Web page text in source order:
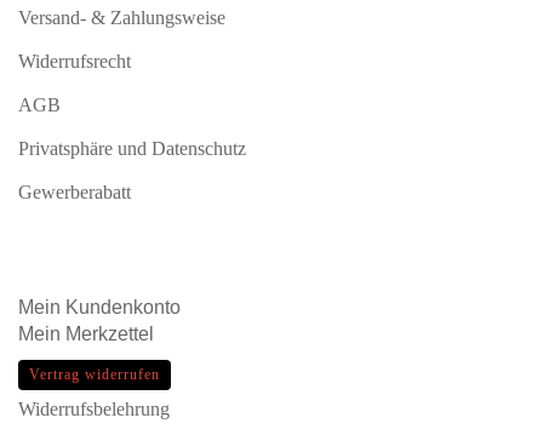
Versand- & Zahlungsweise
Widerrufsrecht
AGB
Privatsphäre und Datenschutz
Gewerberabatt
Mein Kundenkonto
Mein Merkzettel
Vertrag widerrufen
Widerrufsbelehrung